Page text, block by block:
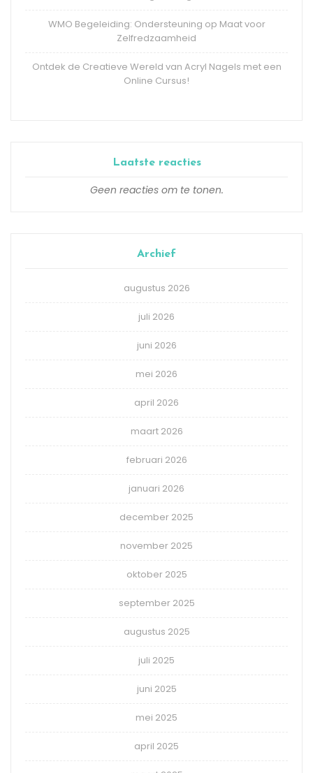
WMO Begeleiding: Ondersteuning op Maat voor
Zelfredzaamheid
Ontdek de Creatieve Wereld van Acryl Nagels met een
Online Cursus!
Laatste reacties
Geen reacties om te tonen.
Archief
augustus 2026
juli 2026
juni 2026
mei 2026
april 2026
maart 2026
februari 2026
januari 2026
december 2025
november 2025
oktober 2025
september 2025
augustus 2025
juli 2025
juni 2025
mei 2025
april 2025